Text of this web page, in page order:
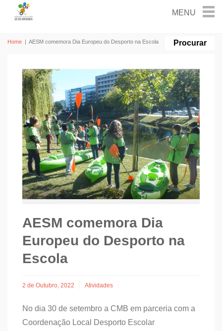
Home | AESM comemora Dia Europeu do Desporto na Escola
AESM comemora Dia
Europeu do Desporto na
Escola
2 de Outubro, 2022 Atividades
No dia 30 de setembro a CMB em parceria com a
Coordenação Local Desporto Escolar